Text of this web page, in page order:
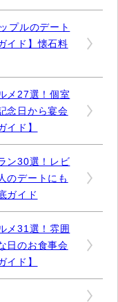
プルのデート
イド】懐石料
メ27選！個室
念日から宴会
イド】
ン30選！レビ
デートにも
ガイド
メ31選！雰囲
日のお食事会
イド】